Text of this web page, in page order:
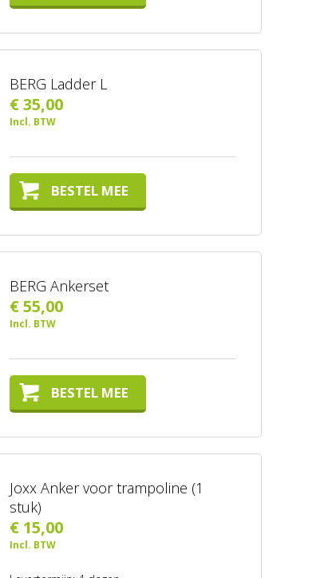
BERG Ladder L
€ 35,00
Incl. BTW
BESTEL MEE
BERG Ankerset
€ 55,00
Incl. BTW
BESTEL MEE
Joxx Anker voor trampoline (1
stuk)
€ 15,00
Incl. BTW